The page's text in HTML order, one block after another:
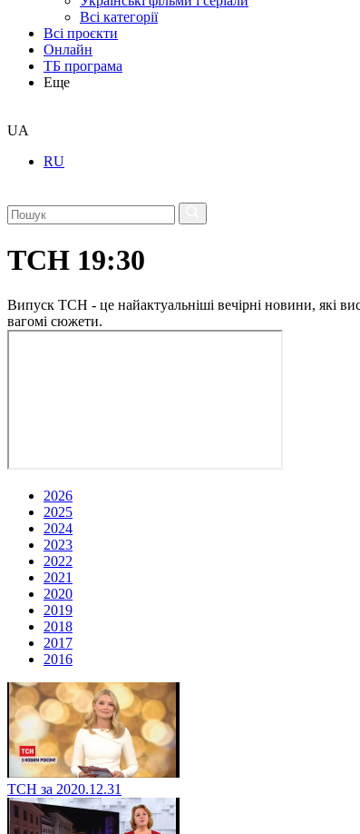
Всі категорії
Всі проєкти
Онлайн
ТБ програма
Еще
UA
RU
ТСН 19:30
Випуск ТСН - це найактуальніші вечірні новини, які
вагомі сюжети.
2026
2025
2024
2023
2022
2021
2020
2019
2018
2017
2016
ТСН за 2020.12.31